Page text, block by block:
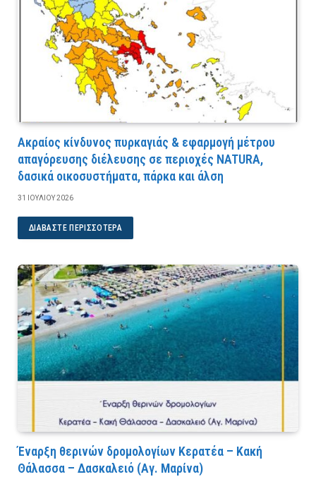
Ακραίος κίνδυνος πυρκαγιάς & εφαρμογή μέτρου
απαγόρευσης διέλευσης σε περιοχές NATURA,
δασικά οικοσυστήματα, πάρκα και άλση
31 ΙΟΥΛΊΟΥ 2026
ΔΙΑΒΆΣΤΕ ΠΕΡΙΣΣΌΤΕΡΑ
Έναρξη θερινών δρομολογίων Κερατέα – Κακή
Θάλασσα – Δασκαλειό (Αγ. Μαρίνα)